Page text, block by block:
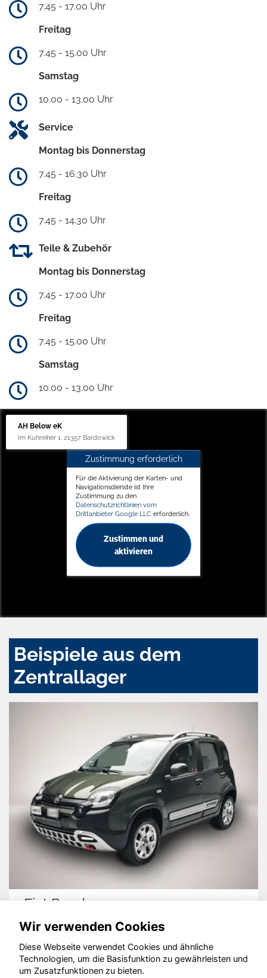
7.45 - 17.00 Uhr
Freitag
7.45 - 15.00 Uhr
Samstag
10.00 - 13.00 Uhr
Service
Montag bis Donnerstag
7.45 - 16.30 Uhr
Freitag
7.45 - 14.30 Uhr
Teile & Zubehör
Montag bis Donnerstag
7.45 - 17.00 Uhr
Freitag
7.45 - 15.00 Uhr
Samstag
10.00 - 13.00 Uhr
AH Below eK
Im Kuhreiher 1, 21357 Bardowick
Zustimmung erforderlich
Für die Aktivierung der Karten- und
Navigationsdienste ist Ihre
Zustimmung zu den
Datenschutzrichtlinien vom
Drittanbieter Google LLC erforderlich.
Zustimmen und
aktivieren
Beispiele aus dem
Zentrallager
Fiat Panda
© konjunkturmotor.de GmbH 2020 - 2026
Wir verwenden Cookies
Diese Webseite verwendet Cookies und ähnliche
Technologien, um die Basisfunktion zu gewährleisten und
um Zusatzfunktionen zu bieten.